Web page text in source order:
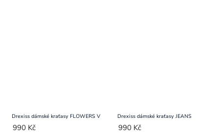
Drexiss dámské kraťasy FLOWERS V
990 Kč
Drexiss dámské kraťasy JEANS
990 Kč